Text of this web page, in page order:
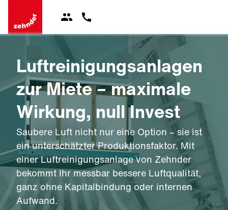
Luftreinigungsanlagen
zur Miete – maximale
Wirkung, null Invest
Saubere Luft nicht nur eine Option – sie ist
ein unterschätzter Produktionsfaktor. Mit
einer Luftreinigungsanlage von Zehnder
bekommt Ihr messbar bessere Luftqualität,
ganz ohne Kapitalbindung oder internen
Aufwand.